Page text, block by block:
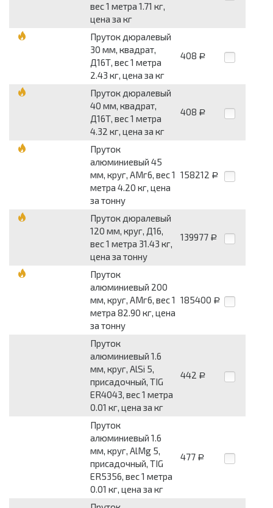
вес 1 метра 1.71 кг,
цена за кг
Пруток дюралевый
30 мм, квадрат,
Д16Т, вес 1 метра
2.43 кг, цена за кг
408 Р
Пруток дюралевый
40 мм, квадрат,
Д16Т, вес 1 метра
4.32 кг, цена за кг
408 Р
Пруток
алюминиевый 45
мм, круг, АМг6, вес 1
метра 4.20 кг, цена
за тонну
158212 Р
Пруток дюралевый
120 мм, круг, Д16,
вес 1 метра 31.43 кг,
цена за тонну
139977 Р
Пруток
алюминиевый 200
мм, круг, АМг6, вес 1
метра 82.90 кг, цена
за тонну
185400 Р
Пруток
алюминиевый 1.6
мм, круг, AlSi 5,
присадочный, TIG
ER4043, вес 1 метра
0.01 кг, цена за кг
442 Р
Пруток
алюминиевый 1.6
мм, круг, AlMg 5,
присадочный, TIG
ER5356, вес 1 метра
0.01 кг, цена за кг
477 Р